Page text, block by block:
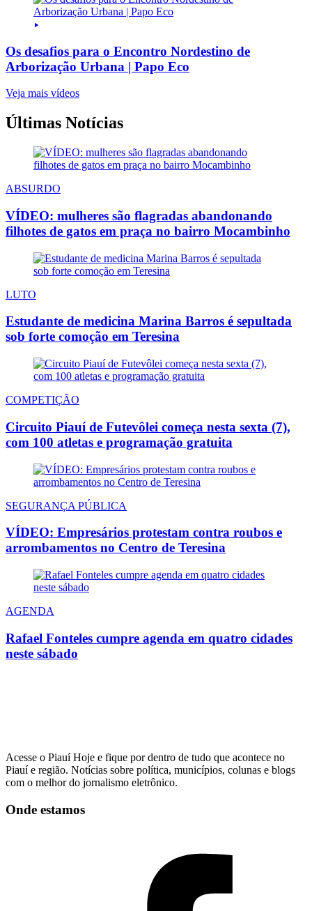
Os desafios para o Encontro Nordestino de
Arborização Urbana | Papo Eco
Veja mais vídeos
Últimas Notícias
ABSURDO
VÍDEO: mulheres são flagradas abandonando
filhotes de gatos em praça no bairro Mocambinho
LUTO
Estudante de medicina Marina Barros é sepultada
sob forte comoção em Teresina
COMPETIÇÃO
Circuito Piauí de Futevôlei começa nesta sexta (7),
com 100 atletas e programação gratuita
SEGURANÇA PÚBLICA
VÍDEO: Empresários protestam contra roubos e
arrombamentos no Centro de Teresina
AGENDA
Rafael Fonteles cumpre agenda em quatro cidades
neste sábado
Acesse o Piauí Hoje e fique por dentro de tudo que acontece no
Piauí e região. Notícias sobre política, municípios, colunas e blogs
com o melhor do jornalismo eletrônico.
Onde estamos